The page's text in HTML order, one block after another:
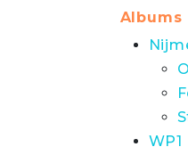
Albums
WP1